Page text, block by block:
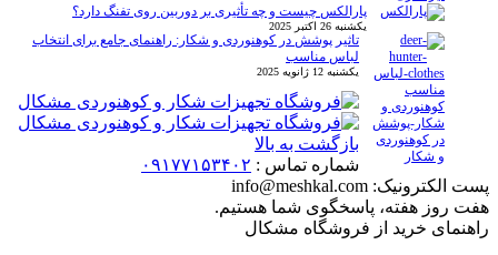
پارالکس چیست و چه تأثیری بر دوربین روی تفنگ دارد؟
یکشنبه 26 اکتبر 2025
تاثیر پوشش در کوهنوردی و شکار: راهنمای جامع برای انتخاب
لباس مناسب
یکشنبه 12 ژانویه 2025
بازگشت به بالا
شماره تماس : ۰۹۱۷۷۱۵۳۴۰۲
پست الکترونیک: info@meshkal.com
هفت روز هفته، پاسخگوی شما هستیم.
راهنمای خرید از فروشگاه مشکال